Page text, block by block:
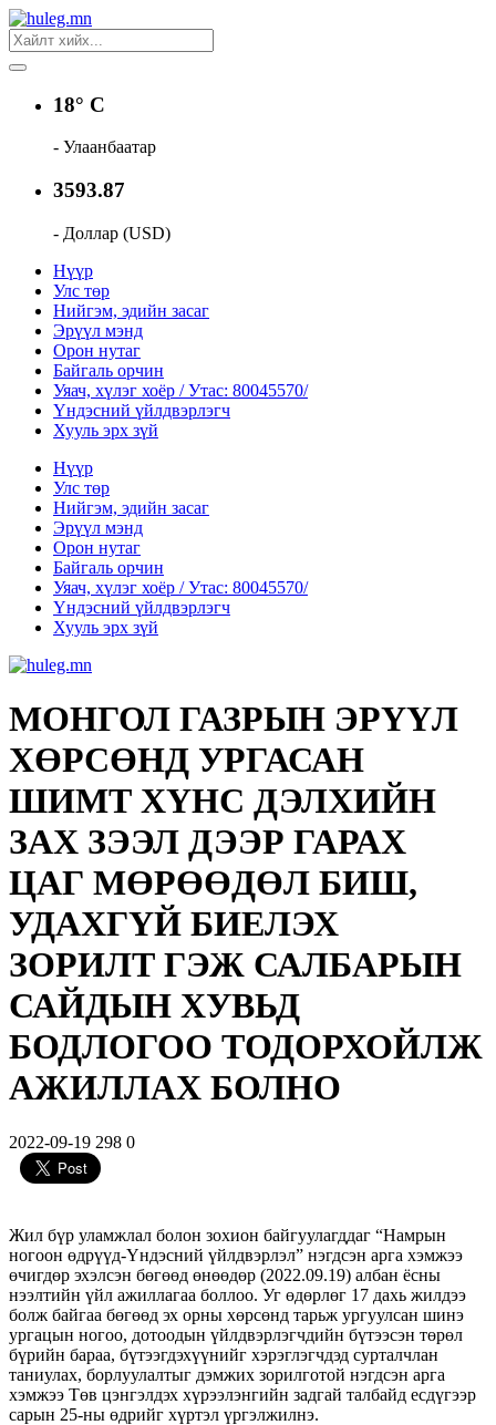
18° C
- Улаанбаатар
3593.87
- Доллар (USD)
Нүүр
Улс төр
Нийгэм, эдийн засаг
Эрүүл мэнд
Орон нутаг
Байгаль орчин
Уяач, хүлэг хоёр / Утас: 80045570/
Үндэсний үйлдвэрлэгч
Хууль эрх зүй
Нүүр
Улс төр
Нийгэм, эдийн засаг
Эрүүл мэнд
Орон нутаг
Байгаль орчин
Уяач, хүлэг хоёр / Утас: 80045570/
Үндэсний үйлдвэрлэгч
Хууль эрх зүй
МОНГОЛ ГАЗРЫН ЭРҮҮЛ
ХӨРСӨНД УРГАСАН
ШИМТ ХҮНС ДЭЛХИЙН
ЗАХ ЗЭЭЛ ДЭЭР ГАРАХ
ЦАГ МӨРӨӨДӨЛ БИШ,
УДАХГҮЙ БИЕЛЭХ
ЗОРИЛТ ГЭЖ САЛБАРЫН
САЙДЫН ХУВЬД
БОДЛОГОО ТОДОРХОЙЛЖ
АЖИЛЛАХ БОЛНО
2022-09-19 298 0
Жил бүр уламжлал болон зохион байгуулагддаг “Намрын
ногоон өдрүүд-Үндэсний үйлдвэрлэл” нэгдсэн арга хэмжээ
өчигдөр эхэлсэн бөгөөд өнөөдөр (2022.09.19) албан ёсны
нээлтийн үйл ажиллагаа боллоо. Уг өдөрлөг 17 дахь жилдээ
болж байгаа бөгөөд эх орны хөрсөнд тарьж ургуулсан шинэ
ургацын ногоо, дотоодын үйлдвэрлэгчдийн бүтээсэн төрөл
бүрийн бараа, бүтээгдэхүүнийг хэрэглэгчдэд сурталчлан
таниулах, борлуулалтыг дэмжих зорилготой нэгдсэн арга
хэмжээ Төв цэнгэлдэх хүрээлэнгийн задгай талбайд есдүгээр
сарын 25-ны өдрийг хүртэл үргэлжилнэ.